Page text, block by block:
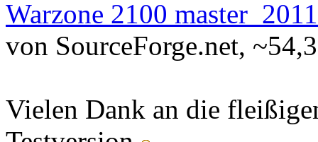
Warzone 2100
von SourceForge.net,
Vielen Dank an die